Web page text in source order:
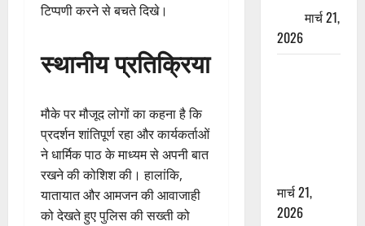
टिप्पणी करने से बचते दिखे।
स्थानीय प्रतिक्रिया
मौके पर मौजूद लोगों का कहना है कि
प्रदर्शन शांतिपूर्ण रहा और कार्यकर्ताओं
ने धार्मिक पाठ के माध्यम से अपनी बात
रखने की कोशिश की। हालांकि,
यातायात और आमजन की आवाजाही
को देखते हुए पुलिस की सख्ती को
मार्च 21,
2026
मार्च 21,
2026